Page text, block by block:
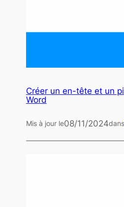
Créer un en-tête et un
Word
Mis à jour le08/11/2024dans